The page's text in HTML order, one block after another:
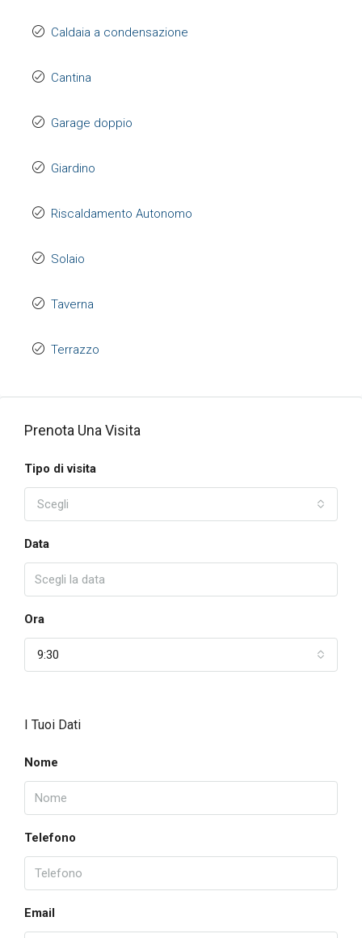
Caldaia a condensazione
Cantina
Garage doppio
Giardino
Riscaldamento Autonomo
Solaio
Taverna
Terrazzo
Prenota Una Visita
Tipo di visita
Scegli
Data
Ora
9:30
I Tuoi Dati
Nome
Telefono
Email